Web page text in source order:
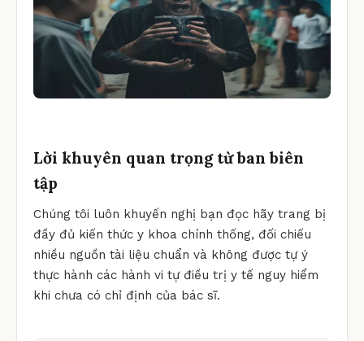
Lời khuyên quan trọng từ ban biên
tập
Chúng tôi luôn khuyến nghị bạn đọc hãy trang bị
đầy đủ kiến thức y khoa chính thống, đối chiếu
nhiều nguồn tài liệu chuẩn và không được tự ý
thực hành các hành vi tự điều trị y tế nguy hiểm
khi chưa có chỉ định của bác sĩ.